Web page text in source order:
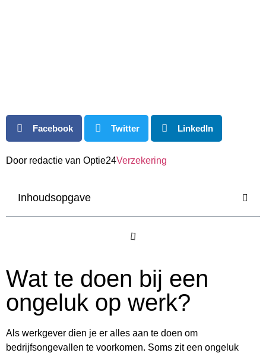
Facebook Twitter LinkedIn
Door redactie van Optie24Verzekering
Inhoudsopgave
Wat te doen bij een
ongeluk op werk?
Als werkgever dien je er alles aan te doen om
bedrijfsongevallen te voorkomen. Soms zit een ongeluk